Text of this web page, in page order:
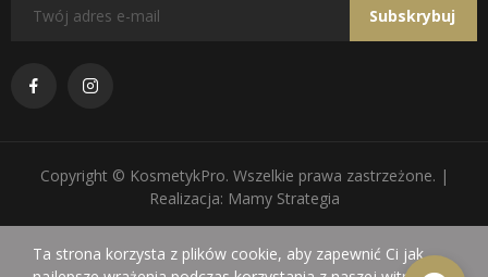
Subskrybuj
Copyright © KosmetykPro. Wszelkie prawa zastrzeżone. |
Realizacja: Mamy Strategia
Ta strona korzysta z plików cookie, aby zapewnić Ci jak